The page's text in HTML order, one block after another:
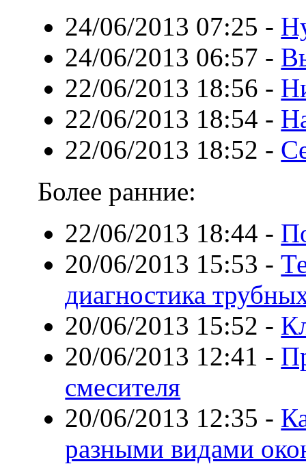
24/06/2013 07:25 -
24/06/2013 06:57 -
22/06/2013 18:56 -
22/06/2013 18:54 -
22/06/2013 18:52 -
Более ранние:
22/06/2013 18:44 -
20/06/2013 15:53 -
диагностика
20/06/2013 15:52 -
20/06/2013 12:41 -
смесителя
20/06/2013 12:35 -
разными видами